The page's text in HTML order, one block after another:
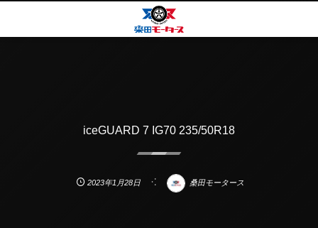
iceGUARD 7 IG70 235/50R18
2023年1月28日 桑田モータース